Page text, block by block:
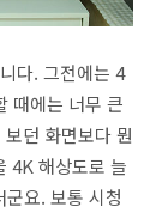
다. 그전에는 4
때에는 너무 큰
던 화면보다 뭔
4K 해상도로 늘
요. 보통 시청